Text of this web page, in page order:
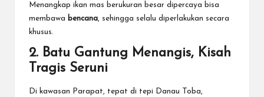
Menangkap ikan mas berukuran besar dipercaya bisa
membawa bencana, sehingga selalu diperlakukan secara
khusus.
2. Batu Gantung Menangis, Kisah
Tragis Seruni
Di kawasan Parapat, tepat di tepi Danau Toba,